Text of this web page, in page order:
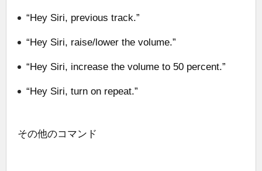
“Hey Siri, previous track.”
“Hey Siri, raise/lower the volume.”
“Hey Siri, increase the volume to 50 percent.”
“Hey Siri, turn on repeat.”
その他のコマンド